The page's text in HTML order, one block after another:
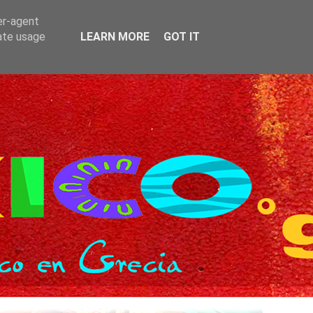
agent
usage
LEARN MORE GOT IT